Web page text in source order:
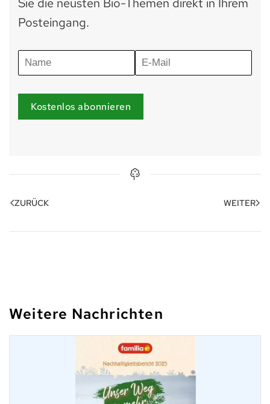
Posteingang.
Kostenlos abonnieren
ZURÜCK WEITER
Weitere Nachrichten